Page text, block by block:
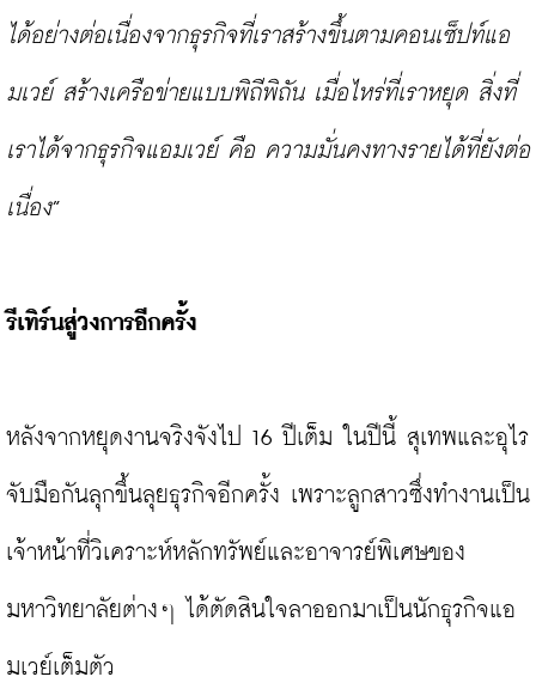
ได้อย่างต่อเนื่องจากธุรกิจที่เราสร้างขึ้นตามคอนเซ็ปท์แอ
มเวย์ สร้างเครือข่ายแบบพิถีพิถัน เมื่อไหร่ที่เราหยุด สิ่งที่
เราได้จากธุรกิจแอมเวย์ คือ ความมั่นคงทางรายได้ที่ยังต่อ
เนื่อง”
รีเทิร์นสู่วงการอีกครั้ง
หลังจากหยุดงานจริงจังไป 16 ปีเต็ม ในปีนี้ สุเทพและอุไร
จับมือกันลุกขึ้นลุยธุรกิจอีกครั้ง เพราะลูกสาวซึ่งทำงานเป็น
เจ้าหน้าที่วิเคราะห์หลักทรัพย์และอาจารย์พิเศษของ
มหาวิทยาลัยต่างๆ ได้ตัดสินใจลาออกมาเป็นนักธุรกิจแอ
มเวย์เต็มตัว